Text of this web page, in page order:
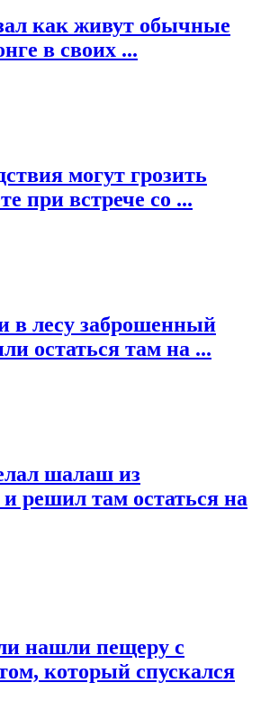
как живут обычные
в своих ...
могут грозить
при встрече со ...
в лесу заброшенный
остаться там на ...
шалаш из
решил там остаться на
нашли пещеру с
который спускался